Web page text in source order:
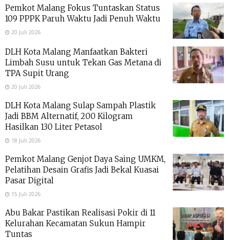
Pemkot Malang Fokus Tuntaskan Status
109 PPPK Paruh Waktu Jadi Penuh Waktu
20 Juli 2026
DLH Kota Malang Manfaatkan Bakteri
Limbah Susu untuk Tekan Gas Metana di
TPA Supit Urang
20 Juli 2026
DLH Kota Malang Sulap Sampah Plastik
Jadi BBM Alternatif, 200 Kilogram
Hasilkan 130 Liter Petasol
18 Juli 2026
Pemkot Malang Genjot Daya Saing UMKM,
Pelatihan Desain Grafis Jadi Bekal Kuasai
Pasar Digital
15 Juli 2026
Abu Bakar Pastikan Realisasi Pokir di 11
Kelurahan Kecamatan Sukun Hampir
Tuntas